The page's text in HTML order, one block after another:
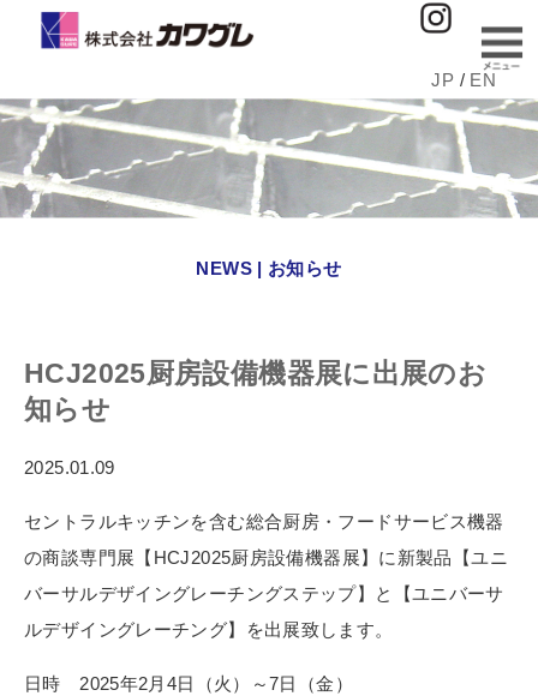
JP / EN
NEWS | お知らせ
HCJ2025厨房設備機器展に出展のお
知らせ
2025.01.09
セントラルキッチンを含む総合厨房・フードサービス機器
の商談専門展【HCJ2025厨房設備機器展】に新製品【ユニ
バーサルデザイングレーチングステップ】と【ユニバーサ
ルデザイングレーチング】を出展致します。
日時 2025年2月4日（火）～7日（金）